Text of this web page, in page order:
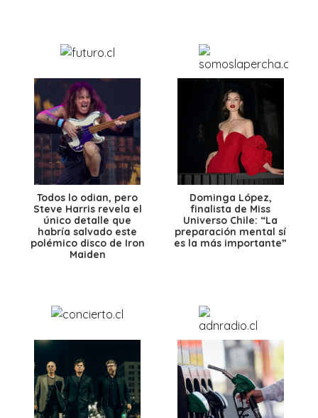
Todos lo odian, pero
Steve Harris revela el
único detalle que
habría salvado este
polémico disco de Iron
Maiden
Dominga López,
finalista de Miss
Universo Chile: “La
preparación mental sí
es la más importante”